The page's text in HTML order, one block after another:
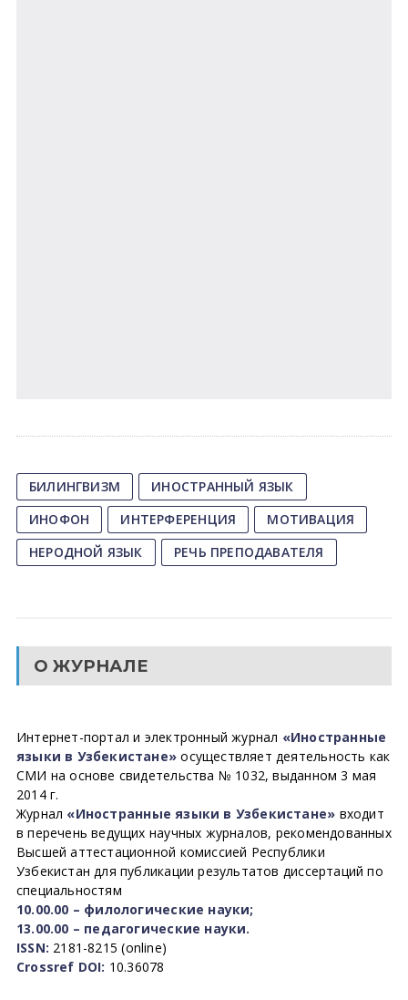
БИЛИНГВИЗМ
ИНОСТРАННЫЙ ЯЗЫК
ИНОФОН
ИНТЕРФЕРЕНЦИЯ
МОТИВАЦИЯ
НЕРОДНОЙ ЯЗЫК
РЕЧЬ ПРЕПОДАВАТЕЛЯ
О ЖУРНАЛЕ
Интернет-портал и электронный журнал «Иностранные
языки в Узбекистане» осуществляет деятельность как
СМИ на основе свидетельства № 1032, выданном 3 мая
2014 г.
Журнал «Иностранные языки в Узбекистане» входит
в перечень ведущих научных журналов, рекомендованных
Высшей аттестационной комиссией Республики
Узбекистан для публикации результатов диссертаций по
специальностям
10.00.00 – филологические науки;
13.00.00 – педагогические науки.
ISSN: 2181-8215 (online)
Crossref DOI: 10.36078